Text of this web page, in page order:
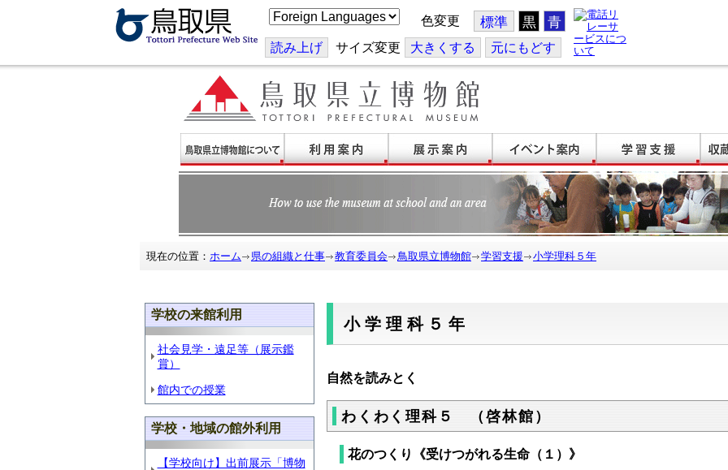
こ
の
ジ
を
翻
訳
す
る
色変更 標準 黒 青
読み上げ サイズ変更 大きくする 元にもどす
現在の位置： ホーム 県の組織と仕事 教育委員会 鳥取県立博物館 学習支援 小学理科５年
学校の来館利用
社会見学・遠足等（展示鑑
賞）
館内での授業
学校・地域の館外利用
【学校向け】出前展示「博物
小学理科５年
自然を読みとく
わくわく理科５ （啓林館）
花のつくり《受けつがれる生命（１）》